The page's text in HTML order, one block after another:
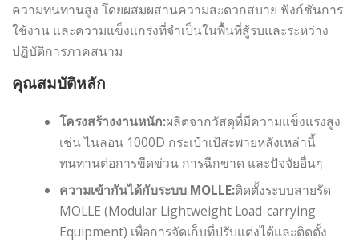
ความทนทานสูง โดยผสมผสานความสะดวกสบาย ฟังก์ชันการ
ใช้งาน และความแข็งแกร่งที่จำเป็นในพื้นที่สู้รบและระหว่าง
ปฏิบัติการภาคสนาม
คุณสมบัติหลัก
โครงสร้างงานหนัก:ผลิตจากวัสดุที่มีความแข็งแรงสูง
เช่น ไนลอน 1000D กระเป๋าเป้สะพายหลังเหล่านี้
ทนทานต่อการขีดข่วน การฉีกขาด และปัจจัยอื่นๆ
ความเข้ากันได้กับระบบ MOLLE:ติดตั้งระบบสายรัด
MOLLE (Modular Lightweight Load-carrying
Equipment) เพื่อการจัดเก็บที่ปรับแต่งได้และติดตั้ง